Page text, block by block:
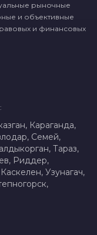
рыночные
и объективные
и финансовых
Караганда,
Семей,
Тараз,
Риддер,
Каскелен, Узунагач,